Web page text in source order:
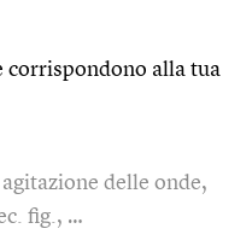
corrispondono alla tua
agitazione delle onde,
fig., …